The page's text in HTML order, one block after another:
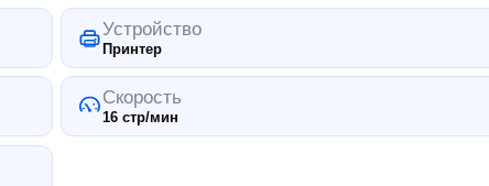
Устройство
Принтер
Скорость
16 стр/мин